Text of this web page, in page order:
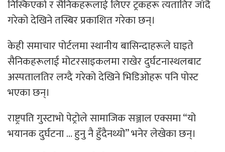
निस्किएको र सैनिकहरूलाई लिएर ट्रकहरू त्यतातिर जाँदै
गरेको देखिने तस्बिर प्रकाशित गरेका छन्।
केही समाचार पोर्टलमा स्थानीय बासिन्दाहरूले घाइते
सैनिकहरूलाई मोटरसाइकलमा राखेर दुर्घटनास्थलबाट
अस्पतालतिर लग्दै गरेको देखिने भिडिओहरू पनि पोस्ट
भएका छन्।
राष्ट्रपति गुस्टाभो पेट्रोले सामाजिक सञ्जाल एक्समा “यो
भयानक दुर्घटना … हुनु नै हुँदैनथ्यो” भनेर लेखेका छन्।